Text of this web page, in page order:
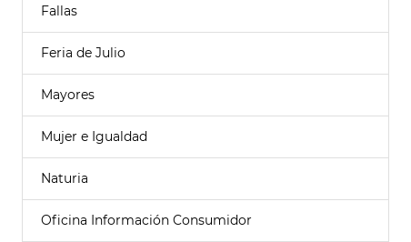
Fallas
Feria de Julio
Mayores
Mujer e Igualdad
Naturia
Oficina Información Consumidor